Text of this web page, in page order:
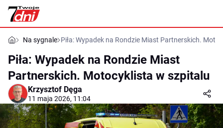
Na sygnale Piła: Wypadek na Rondzie Miast Partnerskich.
Piła: Wypadek na Rondzie Miast
Partnerskich. Motocyklista w szpitalu
Krzysztof Dęga
11 maja 2026, 11:04